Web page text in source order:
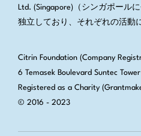
Ltd. (Singapore)（シンガポール
独立しており、それぞれの活動
Citrin Foundation (Company
6 Temasek Boulevard Suntec
Registered as a Charity
© 2016 - 2023